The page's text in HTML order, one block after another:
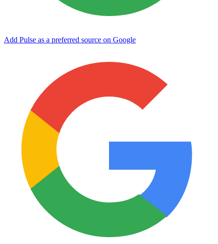
Add Pulse as a preferred source on Google